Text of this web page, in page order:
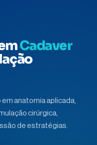
Cadaver
anatomia aplicada,
cirúrgica,
de estratégias.